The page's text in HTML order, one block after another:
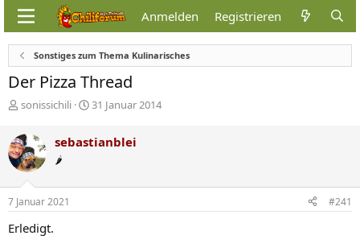
Anmelden Registrieren
Sonstiges zum Thema Kulinarisches
Der Pizza Thread
E
s
t
e
l
l
e
sonissichili
E
t
l
31 Januar 2014
sebastianblei
🌶️
7 Januar 2021 #241
Erledigt.